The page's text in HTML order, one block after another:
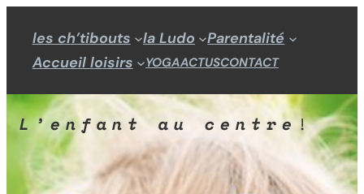
contenu
les ch’tibouts la Ludo
Parentalité
Accueil loisirs
YOGAACTUSCONTACT
L’enfant au centre!